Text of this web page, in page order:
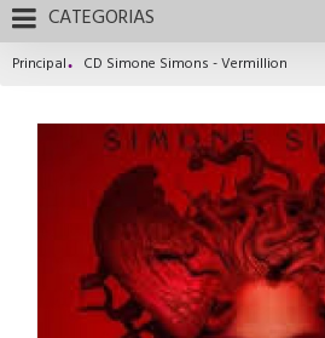
CATEGORIAS
Principal CD Simone Simons - Vermillion